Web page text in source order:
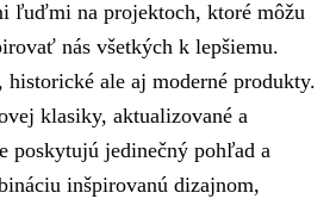
ľuďmi na projektoch, ktoré môžu
nás všetkých k lepšiemu.
historické ale aj moderné produkty.
klasiky, aktualizované a
poskytujú jedinečný pohľad a
inšpirovanú dizajnom,